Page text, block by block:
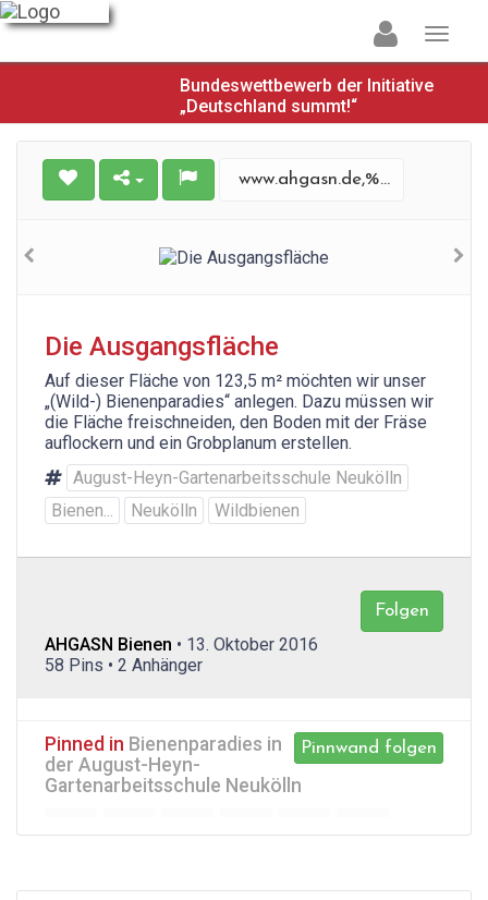
Bundeswettbewerb der Initiative
„Deutschland summt!“
www.ahgasn.de,%20August-Heyn%20Gartenarbeitsschule%20(facebook)
Die Ausgangsfläche
Auf dieser Fläche von 123,5 m² möchten wir unser
„(Wild-) Bienenparadies“ anlegen. Dazu müssen wir
die Fläche freischneiden, den Boden mit der Fräse
auflockern und ein Grobplanum erstellen.
August-Heyn-Gartenarbeitsschule Neukölln
Bienen...
Neukölln Wildbienen
Folgen
AHGASN Bienen • 13. Oktober 2016
58 Pins • 2 Anhänger
Pinnwand folgen
Pinned in Bienenparadies in
der August-Heyn-
Gartenarbeitsschule Neukölln